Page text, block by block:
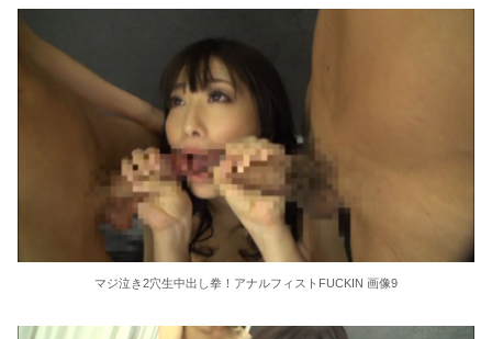
マジ泣き2穴生中出し拳！アナルフィストFUCKIN 画像9